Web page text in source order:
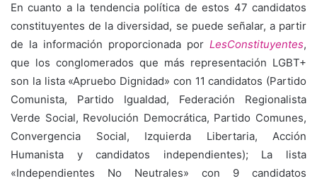
En cuanto a la tendencia política de estos 47 candidatos
constituyentes de la diversidad, se puede señalar, a partir
de la información proporcionada por LesConstituyentes,
que los conglomerados que más representación LGBT+
son la lista «Apruebo Dignidad» con 11 candidatos (Partido
Comunista, Partido Igualdad, Federación Regionalista
Verde Social, Revolución Democrática, Partido Comunes,
Convergencia Social, Izquierda Libertaria, Acción
Humanista y candidatos independientes); La lista
«Independientes No Neutrales» con 9 candidatos